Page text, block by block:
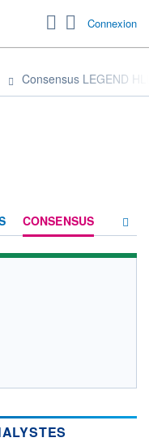
Connexion
Consensus LEGEND
CONSENSUS